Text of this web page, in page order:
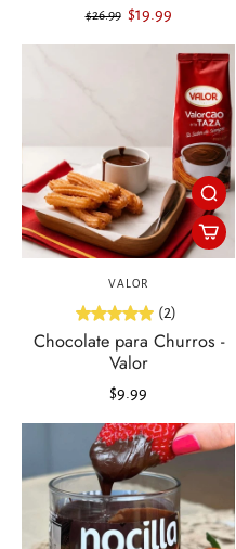
$26.99 $19.99
VALOR
(2)
Chocolate para Churros -
Valor
$9.99